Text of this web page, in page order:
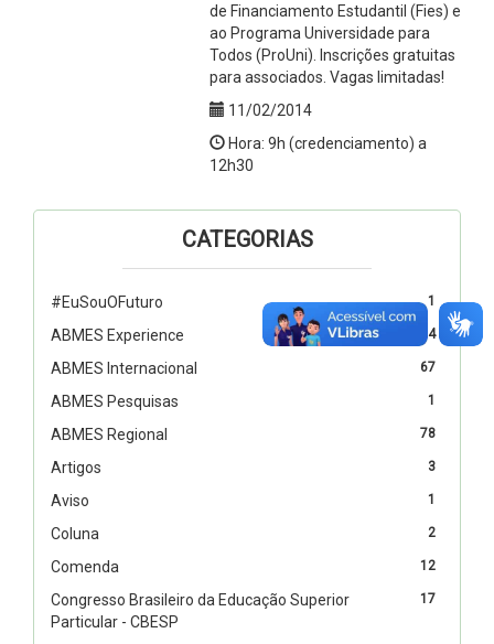
de Financiamento Estudantil (Fies) e
ao Programa Universidade para
Todos (ProUni). Inscrições gratuitas
para associados. Vagas limitadas!
11/02/2014
Hora: 9h (credenciamento) a
12h30
CATEGORIAS
1
#EuSouOFuturo
4
ABMES Experience
67
ABMES Internacional
1
ABMES Pesquisas
78
ABMES Regional
3
Artigos
1
Aviso
2
Coluna
12
Comenda
17
Congresso Brasileiro da Educação Superior
Particular - CBESP